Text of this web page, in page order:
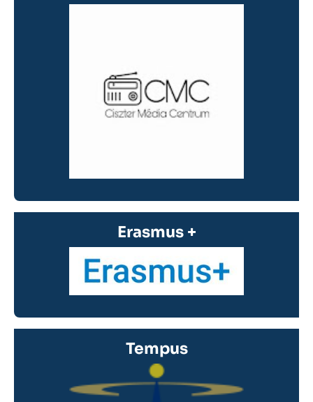
Erasmus +
Tempus